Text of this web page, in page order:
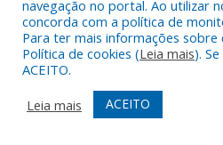
Todos os direitos reservados a
Novo.
Mapa do Site
Acessar Área
Acessar Webmail
navegação no portal. Ao utilizar
concorda com a política de
Para ter mais informações sobre
Política de cookies (Leia mais).
ACEITO.
Leia mais
ACEITO